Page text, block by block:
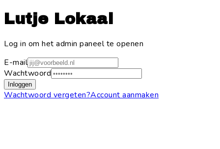
Lutje Lokaal
Log in om het admin paneel te openen
E-mail
Wachtwoord
Inloggen
Wachtwoord vergeten?Account aanmaken